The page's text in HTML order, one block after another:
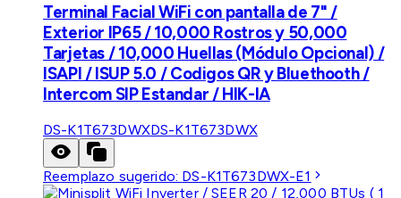
Terminal Facial WiFi con pantalla de 7" /
Exterior IP65 / 10,000 Rostros y 50,000
Tarjetas / 10,000 Huellas (Módulo Opcional) /
ISAPI / ISUP 5.0 / Codigos QR y Bluethooth /
Intercom SIP Estandar / HIK-IA
DS-K1T673DWXDS-K1T673DWX
Reemplazo sugerido: DS-K1T673DWX-E1